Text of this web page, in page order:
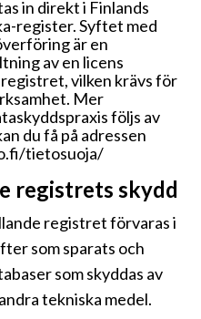
in direkt i Finlands
register. Syftet med
är en
av en licens
vilken krävs för
Mer
följs av
du få på adressen
tietosuoja/
registrets skydd
registret förvaras i
som sparats och
som skyddas av
tekniska medel.